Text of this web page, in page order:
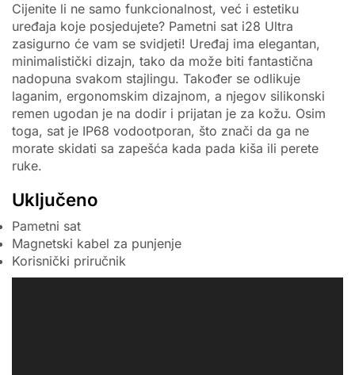
Cijenite li ne samo funkcionalnost, već i estetiku
uređaja koje posjedujete? Pametni sat i28 Ultra
zasigurno će vam se svidjeti! Uređaj ima elegantan,
minimalistički dizajn, tako da može biti fantastična
nadopuna svakom stajlingu. Također se odlikuje
laganim, ergonomskim dizajnom, a njegov silikonski
remen ugodan je na dodir i prijatan je za kožu. Osim
toga, sat je IP68 vodootporan, što znači da ga ne
morate skidati sa zapešća kada pada kiša ili perete
ruke.
Uključeno
Pametni sat
Magnetski kabel za punjenje
Korisnički priručnik